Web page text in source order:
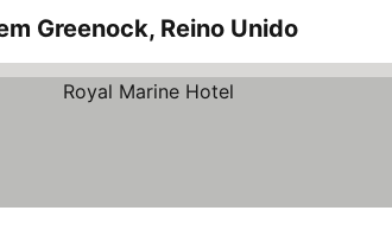
Greenock, Reino Unido